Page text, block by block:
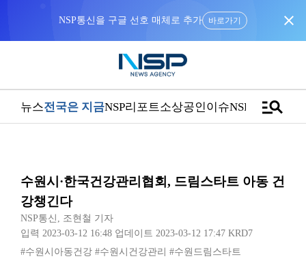
NSP통신을 구글 선호 매체로 추가 바로가기 close
뉴스전국은 지금NSP리포트소상공인이슈NSPTVmanage_search
수원시·한국건강관리협회, 드림스타트 아동 건
강챙긴다
NSP통신 , 조현철 기자
입력 2023-03-12 16:48 업데이트 2023-03-12 17:47 KRD7
#수원시아동건강 #수원시건강관리 #수원드림스타트